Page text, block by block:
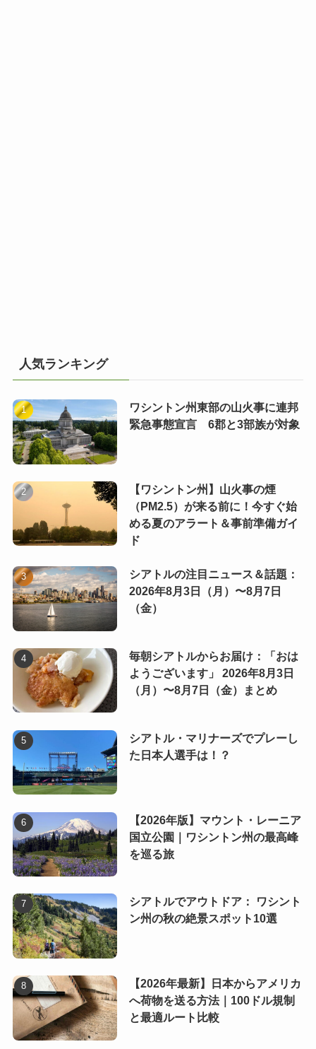
人気ランキング
ワシントン州東部の山火事に連邦
緊急事態宣言 6郡と3部族が対象
【ワシントン州】山火事の煙
（PM2.5）が来る前に！今すぐ始
める夏のアラート＆事前準備ガイ
ド
シアトルの注目ニュース＆話題：
2026年8月3日（月）〜8月7日
（金）
毎朝シアトルからお届け：「おは
ようございます」 2026年8月3日
（月）〜8月7日（金）まとめ
シアトル・マリナーズでプレーし
た日本人選手は！？
【2026年版】マウント・レーニア
国立公園｜ワシントン州の最高峰
を巡る旅
シアトルでアウトドア： ワシント
ン州の秋の絶景スポット10選
【2026年最新】日本からアメリカ
へ荷物を送る方法｜100ドル規制
と最適ルート比較